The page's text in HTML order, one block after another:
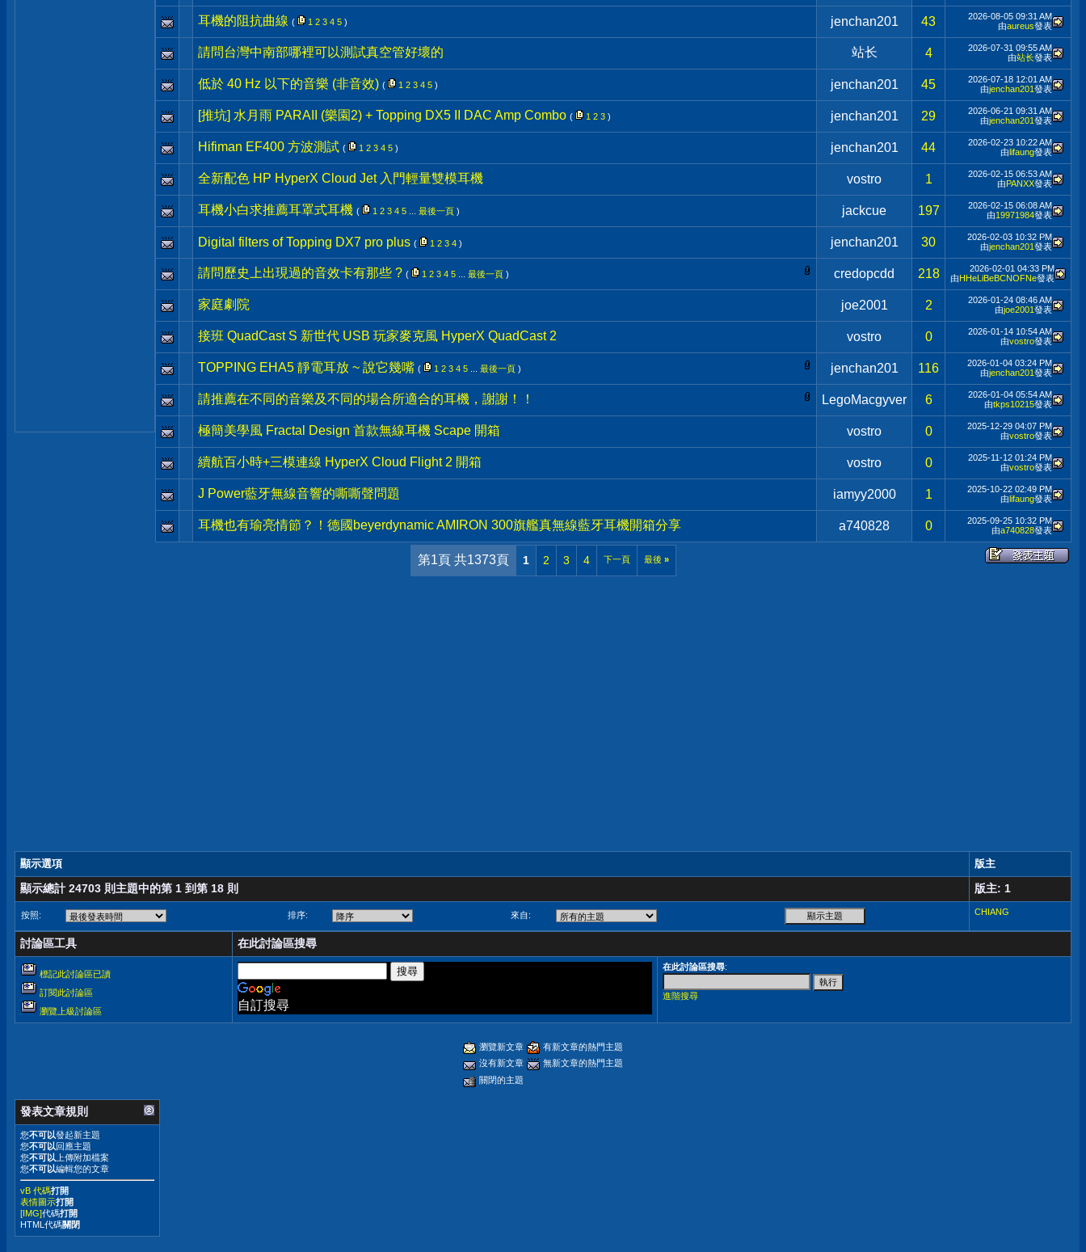
耳機的阻抗曲線 ( 1 2 3 4 5 ) jenchan201 43 2026-08-05 09:31 AM
由aureus發表
請問台灣中南部哪裡可以測試真空管好壞的 站长 4 2026-07-31 09:55 AM
由站长發表
低於 40 Hz 以下的音樂 (非音效) ( 1 2 3 4 5 ) jenchan201 45 2026-07-18 12:01 AM
由jenchan201發表
[推坑] 水月雨 PARAII (樂園2) + Topping DX5 II DAC Amp Combo ( 1 2 3 ) jenchan201 29 2026-06-21 09:31 AM
由jenchan201發表
Hifiman EF400 方波測試 ( 1 2 3 4 5 ) jenchan201 44 2026-02-23 10:22 AM
由lifaung發表
全新配色 HP HyperX Cloud Jet 入門輕量雙模耳機 vostro 1 2026-02-15 06:53 AM
由PANXX發表
耳機小白求推薦耳罩式耳機 ( 1 2 3 4 5 最後一頁 ) jackcue 197 2026-02-15 06:08 AM
由19971984發表
Digital filters of Topping DX7 pro plus ( 1 2 3 4 ) jenchan201 30 2026-02-03 10:32 PM
由jenchan201發表
請問歷史上出現過的音效卡有那些 ? ( 1 2 3 4 5 最後一頁 ) credopcdd 218 2026-02-01 04:33 PM
由HHeLiBeBCNOFNe發表
家庭劇院 joe2001 2 2026-01-24 08:46 AM
由joe2001發表
接班 QuadCast S 新世代 USB 玩家麥克風 HyperX QuadCast 2 vostro 0 2026-01-14 10:54 AM
由vostro發表
TOPPING EHA5 靜電耳放 ~ 說它幾嘴 ( 1 2 3 4 5 最後一頁 ) jenchan201 116 2026-01-04 03:24 PM
由jenchan201發表
請推薦在不同的音樂及不同的場合所適合的耳機，謝謝！！ LegoMacgyver 6 2026-01-04 05:54 AM
由tkps10215發表
極簡美學風 Fractal Design 首款無線耳機 Scape 開箱 vostro 0 2025-12-29 04:07 PM
由vostro發表
續航百小時+三模連線 HyperX Cloud Flight 2 開箱 vostro 0 2025-11-12 01:24 PM
由vostro發表
J Power藍牙無線音響的嘶嘶聲問題 iamyy2000 1 2025-10-22 02:49 PM
由lifaung發表
耳機也有瑜亮情節？！德國beyerdynamic AMIRON 300旗艦真無線藍牙耳機開箱分享 a740828 0 2025-09-25 10:32 PM
由a740828發表
第1頁 共1373頁 1 2 3 4 下一頁 最後 »
顯示選項 版主
顯示總計 24703 則主題中的第 1 到第 18 則 版主: 1
按照: 排序: 來自: CHIANG
討論區工具 在此討論區搜尋
標記此討論區已讀
訂閱此討論區
瀏覽上級討論區
自訂搜尋
在此討論區搜尋:
進階搜尋
瀏覽新文章
有新文章的熱門主題
沒有新文章
無新文章的熱門主題
關閉的主題
發表文章規則
您不可以發起新主題
您不可以回應主題
您不可以 上傳附加檔案
您不可以編輯您的文章
vB 代碼打開
表情圖示打開
[IMG]代碼打開
HTML代碼關閉